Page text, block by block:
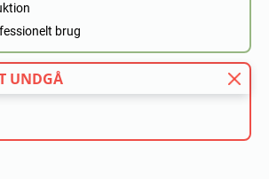
brug
UNDGÅ